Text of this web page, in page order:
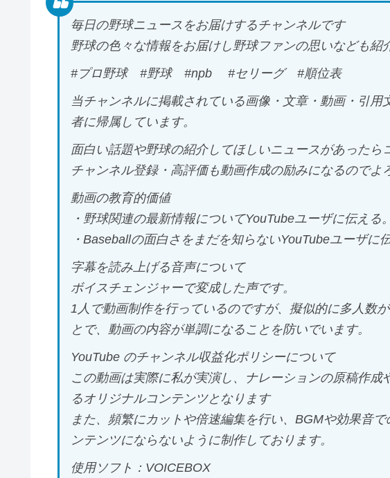
毎日の野球ニュースをお届けするチャンネルです
野球の色々な情報をお届けし野球ファンの思いなども紹
#プロ野球 #野球 #npb #セリーグ #順位表
当チャンネルに掲載されている画像・文章・動画・引
者に帰属しています。
面白い話題や野球の紹介してほしいニュースがあったら
チャンネル登録・高評価も動画作成の励みになるのでよ
動画の教育的価値
・野球関連の最新情報についてYouTubeユーザに伝える。
・Baseballの面白さをまだを知らないYouTubeユーザに伝
字幕を読み上げる音声について
ボイスチェンジャーで変成した声です。
1人で動画制作を行っているのですが、擬似的に多人数
とで、動画の内容が単調になることを防いでいます。
YouTube のチャンネル収益化ポリシーについて
この動画は実際に私が実演し、ナレーションの原稿作成
るオリジナルコンテンツとなります
また、頻繁にカットや倍速編集を行い、BGMや効果音
ンテンツにならないように制作しております。
使用ソフト：VOICEBOX